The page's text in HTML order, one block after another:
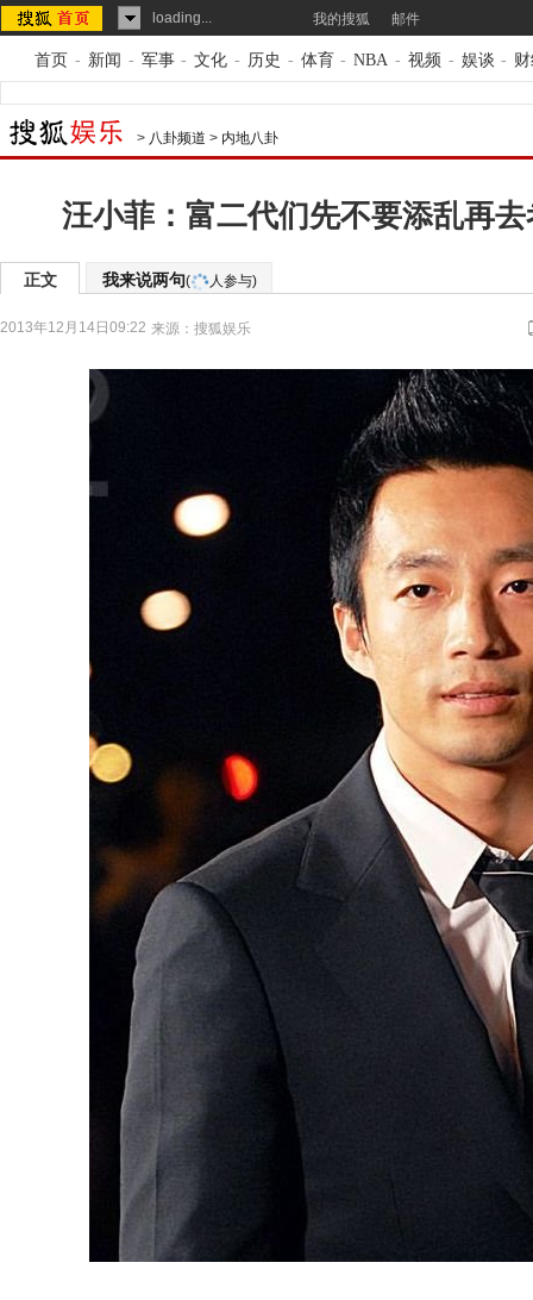
loading... 我的搜狐 邮件
首页 - 新闻 - 军事 - 文化 - 历史 - 体育 - NBA - 视频 - 娱谈 -
> 八卦频道 > 内地八卦
汪小菲：富二代们先不要添乱再
正文 我来说两句( 人参与)
2013年12月14日09:22 来源： 搜狐娱乐